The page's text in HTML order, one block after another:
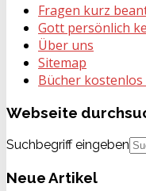
Fragen kurz
Gott persönlich
Über uns
Sitemap
Bücher
Webseite
Suchbegriff eingeben
NeueArtikel